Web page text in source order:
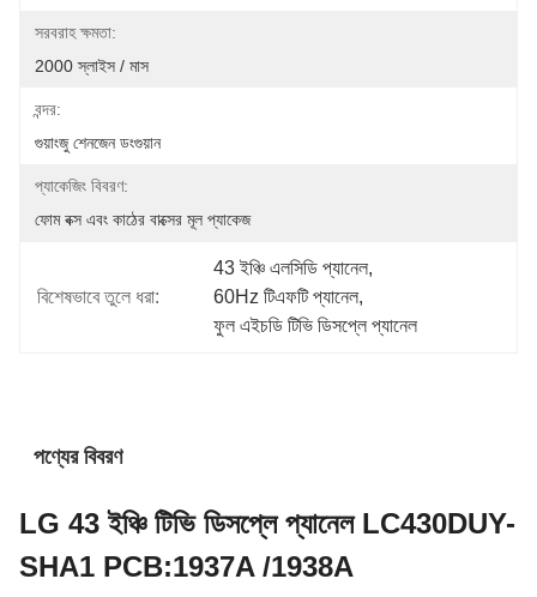
সরবরাহ ক্ষমতা:
2000 স্লাইস / মাস
বন্দর:
গুয়াংজু শেনজেন ডংগুয়ান
প্যাকেজিং বিবরণ:
ফোম বক্স এবং কাঠের বাক্সের মূল প্যাকেজ
বিশেষভাবে তুলে ধরা:
43 ইঞ্চি এলসিডি প্যানেল,
60Hz টিএফটি প্যানেল,
ফুল এইচডি টিভি ডিসপ্লে প্যানেল
পণ্যের বিবরণ
LG 43 ইঞ্চি টিভি ডিসপ্লে প্যানেল LC430DUY-
SHA1 PCB:1937A /1938A